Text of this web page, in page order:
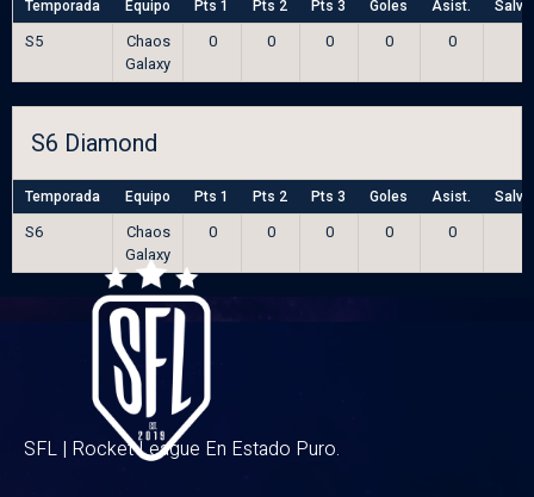
Temporada Equipo Pts 1 Pts 2 Pts 3 Goles Asist.
S5
Chaos
Galaxy
0 0 0 0 0
S6 Diamond
Temporada Equipo Pts 1 Pts 2 Pts 3 Goles Asist.
S6
Chaos
Galaxy
0 0 0 0 0
SFL | Rocket League En Estado Puro.